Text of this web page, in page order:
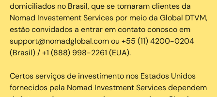
domiciliados no Brasil, que se tornaram clientes da
Nomad Investement Services por meio da Global DTVM,
estão convidados a entrar em contato conosco em
support@nomadglobal.com ou +55 (11) 4200-0204
(Brasil) / +1 (888) 998-2261 (EUA).
Certos serviços de investimento nos Estados Unidos
fornecidos pela Nomad Investment Services dependem